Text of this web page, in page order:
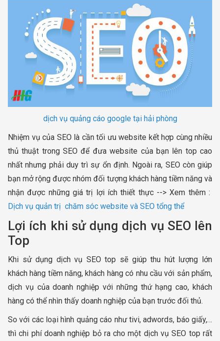
dịch vụ quảng cáo google tại hải phòng
Nhiệm vụ của SEO là cần tối ưu website kết hợp cùng nhiều
thủ thuật trong SEO để đưa website của bạn lên top cao
nhất nhưng phải duy trì sự ổn định. Ngoài ra, SEO còn giúp
bạn mở rộng được nhóm đối tượng khách hàng tiềm năng và
nhận được những giá trị lợi ích thiết thực --> Xem thêm :
Dịch vụ quản trị chăm sóc website và SEO tổng thể
Lợi ích khi sử dụng dịch vụ SEO lên
Top
Khi sử dụng dịch vụ SEO top sẽ giúp thu hút lượng lớn
khách hàng tiềm năng, khách hàng có nhu cầu với sản phẩm,
dịch vụ của doanh nghiệp với những thứ hạng cao, khách
hàng có thể nhìn thấy doanh nghiệp của bạn trước đối thủ.
So với các loại hình quảng cáo như tivi, adwords, báo giấy,…
thì chi phí doanh nghiệp bỏ ra cho một dịch vụ SEO top rất